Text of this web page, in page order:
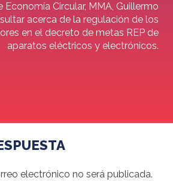
Economía Circular, MMA, Guillermo
acerca de la regulación de los
en el decreto de metas REP de
aparatos eléctricos y electrónicos.
electrónico no será publicada.